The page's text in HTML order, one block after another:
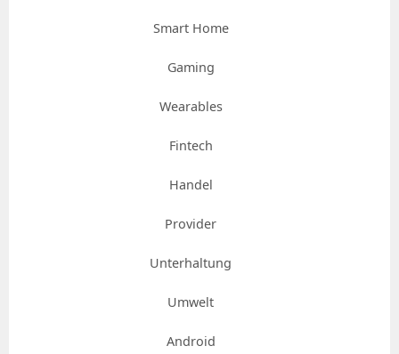
Smart Home
Gaming
Wearables
Fintech
Handel
Provider
Unterhaltung
Umwelt
Android